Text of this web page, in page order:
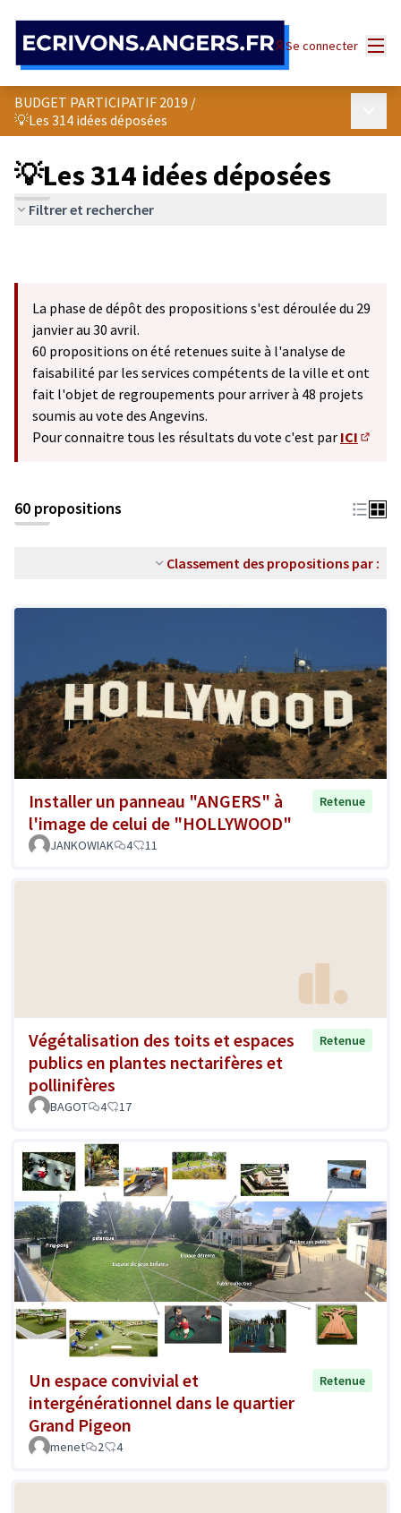
Se connecter
BUDGET PARTICIPATIF 2019 /
💡Les 314 idées déposées
💡Les 314 idées déposées
Filtrer et rechercher
La phase de dépôt des propositions s'est déroulée du 29
janvier au 30 avril.
60 propositions on été retenues suite à l'analyse de
faisabilité par les services compétents de la ville et ont
fait l'objet de regroupements pour arriver à 48 projets
soumis au vote des Angevins.
Pour connaitre tous les résultats du vote c'est par ICI
60 propositions
Classement des propositions par :
Installer un panneau "ANGERS" à
l'image de celui de "HOLLYWOOD"
Retenue
JANKOWIAK 4 11
Végétalisation des toits et espaces
publics en plantes nectarifères et
pollinifères
Retenue
BAGOT 4 17
Un espace convivial et
intergénérationnel dans le quartier
Grand Pigeon
Retenue
menet 2 4